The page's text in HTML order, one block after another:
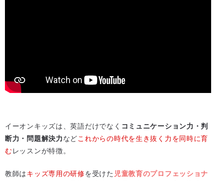
イーオンキッズは、英語だけでなく コミュニケーション力・判
断力・問題解決力などこれからの時代を生き抜く力を同時に育
むレッスンが特徴。
教師はキッズ専用の研修を受けた 児童教育のプロフェッショナ